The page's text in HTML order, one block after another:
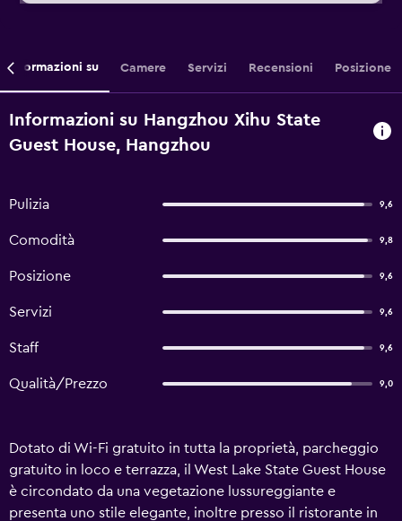
Informazioni su Camere Servizi Recensioni Posizione
Informazioni su Hangzhou Xihu State
Guest House, Hangzhou
Pulizia 9,6
Comodità 9,8
Posizione 9,6
Servizi 9,6
Staff 9,6
Qualità/Prezzo 9,0
Dotato di Wi-Fi gratuito in tutta la proprietà, parcheggio
gratuito in loco e terrazza, il West Lake State Guest House
è circondato da una vegetazione lussureggiante e
presenta uno stile elegante, inoltre presso il ristorante in